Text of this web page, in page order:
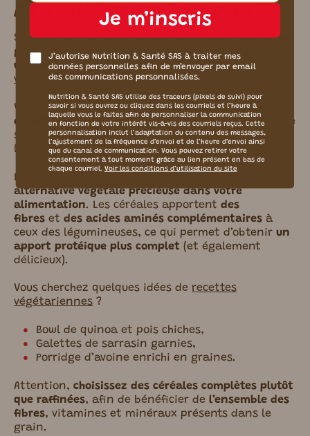
BIEN PLUS QUE DES FÉCULENTS
Souvent perçuesuniquement comme une source de
glucides, les céréales complètesjouent également
un rôle importantdans unealimentation
végétale.
Vous trouverez dans certaines céréalesun apport
essentiel en protéine. C’est le cas pour le quinoa, le
sarrasin, l’épeautre, le petit épeautre ou encore
l’avoine.
alternative végétale précieuse dans votre
alimentation. Les céréales apportent des
fibres et des acides aminés complémentaires à
ceux des légumineuses, ce qui permet d’obtenir un
apport protéique plus complet (et également
délicieux).
Vous cherchez quelques idées de recettes
végétariennes ?
Bowl de quinoa et pois chiches,
Galettes de sarrasin garnies,
Porridge d’avoine enrichi en graines.
Attention, choisissez des céréales complètes plutôt
que raffinées, afin de bénéficier de l’ensemble des
fibres, vitamines et minéraux présents dans le
grain.
Je m’inscris
J’autorise Nutrition & Santé SAS à traiter mes
données personnelles afin de m’envoyer par email
des communications personnalisées.
Nutrition & Santé SAS utilise des traceurs (pixels de suivi) pour
savoir si vous ouvrez ou cliquez dans les courriels et l’heure à
laquelle vous le faites afin de personnaliser la communication
en fonction de votre intérêt vis-à-vis des courriels reçus. Cette
personnalisation inclut l’adaptation du contenu des messages,
l’ajustement de la fréquence d’envoi et de l’heure d’envoi ainsi
que du canal de communication. Vous pouvez retirer votre
consentement à tout moment grâce au lien présent en bas de
chaque courriel. Voir les conditions d’utilisation du site